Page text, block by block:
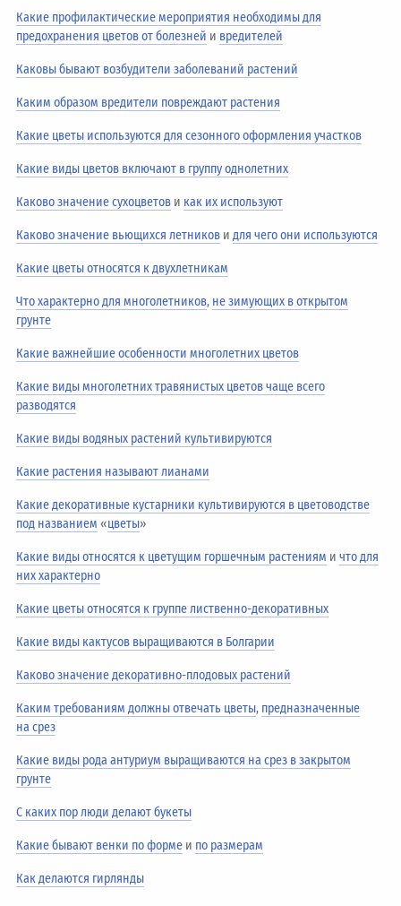
Какие профилактические мероприятия необходимы для
предохранения цветов от болезней и вредителей
Каковы бывают возбудители заболеваний растений
Каким образом вредители повреждают растения
Какие цветы используются для сезонного оформления участков
Какие виды цветов включают в группу однолетних
Каково значение сухоцветов и как их используют
Каково значение вьющихся летников идля чего они используются
Какие цветы относятся к двухлетникам
Что характерно для многолетников, не зимующих в открытом
грунте
Какие важнейшие особенности многолетних цветов
Какие виды многолетних травянистых цветов чаще всего
разводятся
Какие виды водяных растений культивируются
Какие растения называют лианами
Какие декоративные кустарники культивируются в цветоводстве
под названием «цветы»
Какие виды относятся к цветущим горшечным растениям ичто для
них характерно
Какие цветы относятся к группе лиственно-декоративных
Какие виды кактусов выращиваются в Болгарии
Каково значение декоративно-плодовых растений
Каким требованиям должны отвечать цветы, предназначенные
на срез
Какие виды рода антуриум выращиваются на срез в закрытом
грунте
С каких пор люди делают букеты
Какие бывают венки по форме и по размерам
Как делаются гирлянды